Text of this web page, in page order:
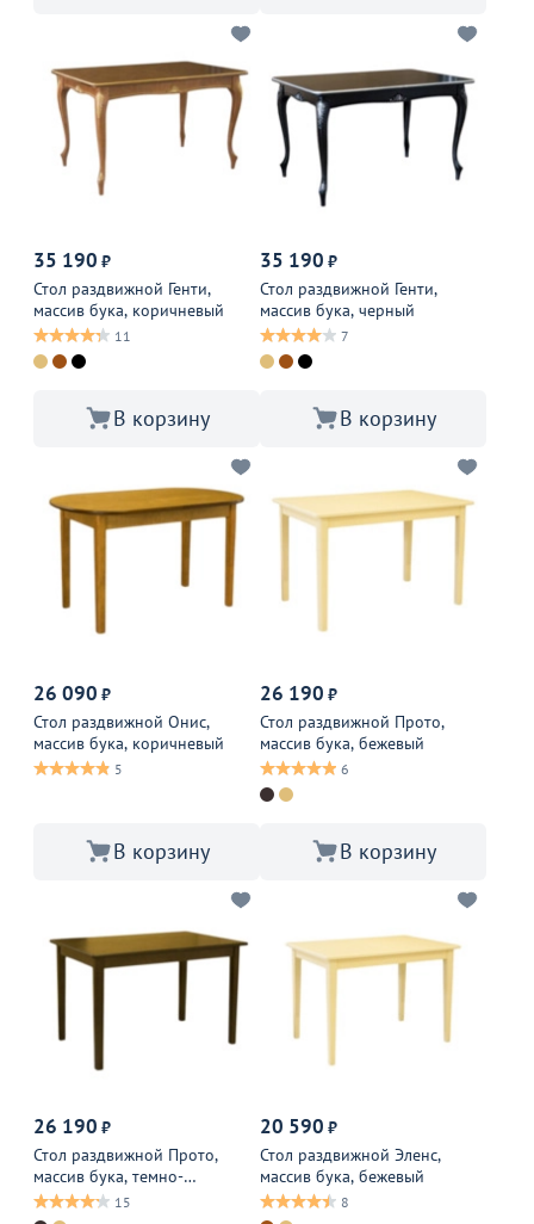
35 190 ₽
Стол раздвижной Генти,
массив бука, коричневый
11
В корзину
35 190 ₽
Стол раздвижной Генти,
массив бука, черный
7
В корзину
26 090 ₽
Стол раздвижной Онис,
массив бука, коричневый
5
В корзину
26 190 ₽
Стол раздвижной Прото,
массив бука, бежевый
6
В корзину
26 190 ₽
Стол раздвижной Прото,
массив бука, темно-
коричневый15
20 590 ₽
Стол раздвижной Эленс,
массив бука, бежевый
8